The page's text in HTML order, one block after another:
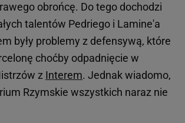
obrońcę. Do tego dochodzi
talentów Pedriego i Lamine'a
były problemy z defensywą, które
choćby odpadnięcie w
z Interem. Jednak wiadomo,
Rzymskie wszystkich naraz nie